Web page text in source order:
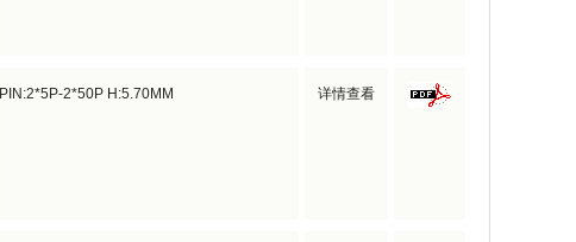
PIN:2*5P-2*50P H:5.70MM 详情查看